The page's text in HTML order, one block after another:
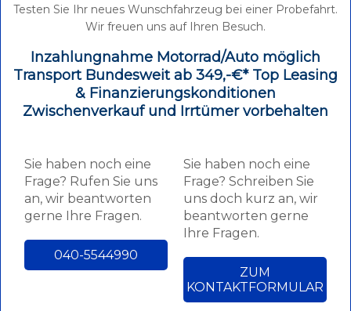
Testen Sie Ihr neues Wunschfahrzeug bei einer Probefahrt.
Wir freuen uns auf Ihren Besuch.
Inzahlungnahme Motorrad/Auto möglich
Transport Bundesweit ab 349,-€* Top Leasing
& Finanzierungskonditionen
Zwischenverkauf und Irrtümer vorbehalten
Sie haben noch eine
Frage? Rufen Sie uns
an, wir beantworten
gerne Ihre Fragen.
040-5544990
Sie haben noch eine
Frage? Schreiben Sie
uns doch kurz an, wir
beantworten gerne
Ihre Fragen.
ZUM
KONTAKTFORMULAR